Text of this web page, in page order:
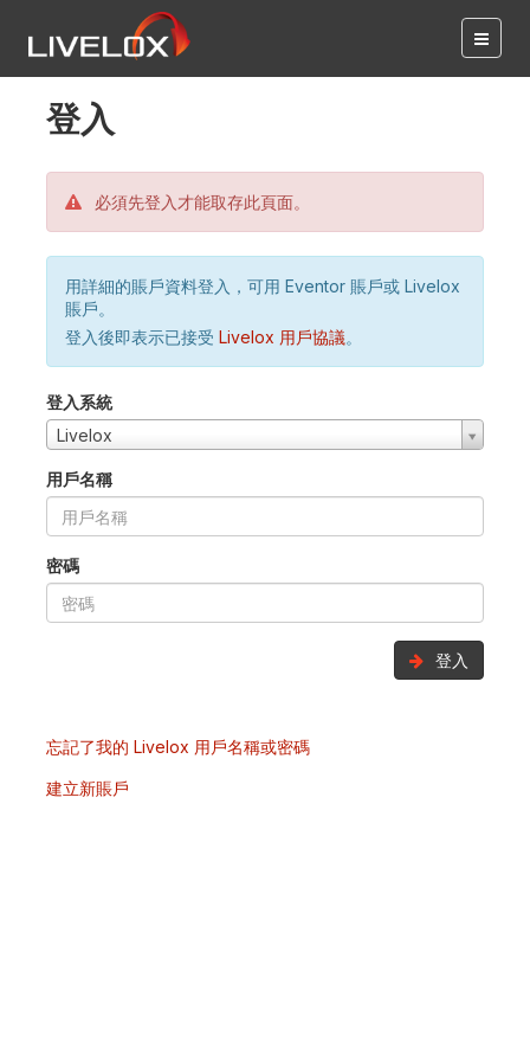
登入
必須先登入才能取存此頁面。
用詳細的賬戶資料登入，可用 Eventor 賬戶或 Livelox
賬戶。
登入後即表示已接受 Livelox 用戶協議。
登入系統
Livelox
用戶名稱
密碼
登入
忘記了我的 Livelox 用戶名稱或密碼
建立新賬戶